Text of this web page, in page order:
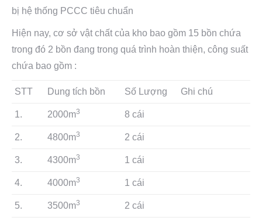
bị hệ thống PCCC tiêu chuẩn
Hiện nay, cơ sở vật chất của kho bao gồm 15 bồn chứa
trong đó 2 bồn đang trong quá trình hoàn thiện, công suất
chứa bao gồm :
STT Dung tích bồn Số Lượng Ghi chú
1. 2000m3 8 cái
2. 4800m3 2 cái
3. 4300m3 1 cái
4. 4000m3 1 cái
5. 3500m3 2 cái